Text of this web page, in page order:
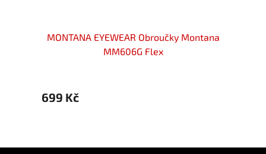
MONTANA EYEWEAR Obroučky Montana
MM606G Flex
699 Kč